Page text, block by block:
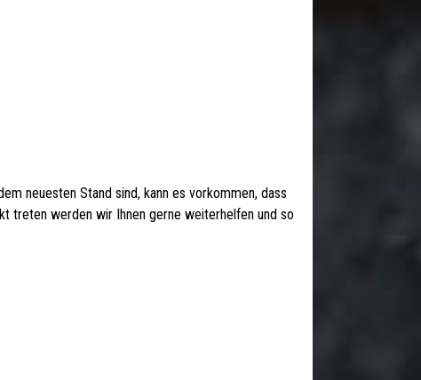
neuesten Stand sind, kann es vorkommen, dass
treten werden wir Ihnen gerne weiterhelfen und so